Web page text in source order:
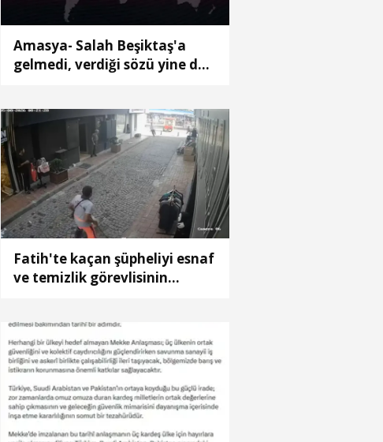
Amasya- Salah Beşiktaş'a
gelmedi, verdiği sözü yine de
Fatih'te kaçan şüpheliyi esnaf
ve temizlik görevlisinin